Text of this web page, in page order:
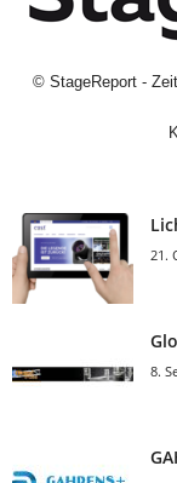
© StageReport -
21.
8.